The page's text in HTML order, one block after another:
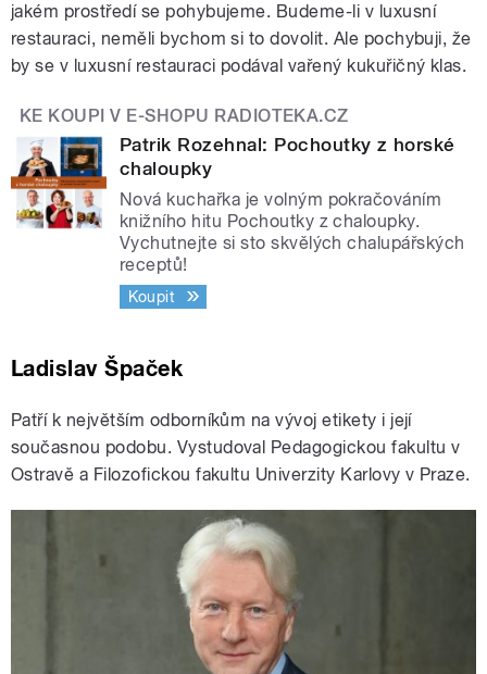
jakém prostředí se pohybujeme. Budeme-li v luxusní
restauraci, neměli bychom si to dovolit. Ale pochybuji, že
by se v luxusní restauraci podával vařený kukuřičný klas.
KE KOUPI V E-SHOPU RADIOTEKA.CZ
Patrik Rozehnal: Pochoutky z horské
chaloupky
Nová kuchařka je volným pokračováním
knižního hitu Pochoutky z chaloupky.
Vychutnejte si sto skvělých chalupářských
receptů!
Koupit
Ladislav Špaček
Patří k největším odborníkům na vývoj etikety i její
současnou podobu. Vystudoval Pedagogickou fakultu v
Ostravě a Filozofickou fakultu Univerzity Karlovy v Praze.